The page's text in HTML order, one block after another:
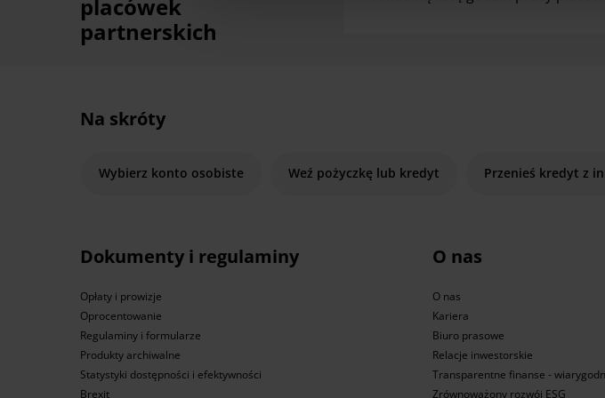
placówek
partnerskich
Na skróty
Wybierz konto osobiste Weź pożyczkę lub kredyt Przenieś kredyt z
Dokumenty i regulaminy
Opłaty i prowizje
Oprocentowanie
Regulaminy i formularze
Produkty archiwalne
Statystyki dostępności i efektywności
Brexit
O nas
O nas
Kariera
Biuro prasowe
Relacje inwestorskie
Transparentne finanse -
Zrównoważony rozwój ESG